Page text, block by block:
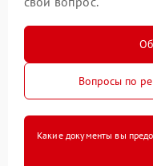
Вопросы по
Какие документы вы